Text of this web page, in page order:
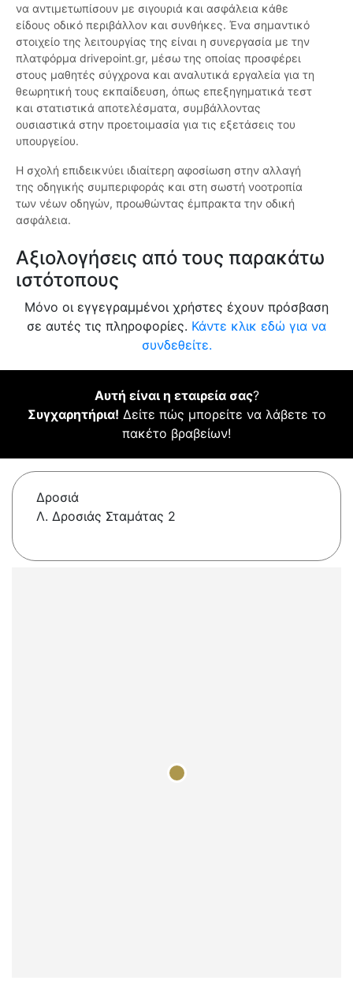
να αντιμετωπίσουν με σιγουριά και ασφάλεια κάθε
είδους οδικό περιβάλλον και συνθήκες. Ένα σημαντικό
στοιχείο της λειτουργίας της είναι η συνεργασία με την
πλατφόρμα drivepoint.gr, μέσω της οποίας προσφέρει
στους μαθητές σύγχρονα και αναλυτικά εργαλεία για τη
θεωρητική τους εκπαίδευση, όπως επεξηγηματικά τεστ
και στατιστικά αποτελέσματα, συμβάλλοντας
ουσιαστικά στην προετοιμασία για τις εξετάσεις του
υπουργείου.
Η σχολή επιδεικνύει ιδιαίτερη αφοσίωση στην αλλαγή
της οδηγικής συμπεριφοράς και στη σωστή νοοτροπία
των νέων οδηγών, προωθώντας έμπρακτα την οδική
ασφάλεια.
Αξιολογήσεις από τους παρακάτω
ιστότοπους
Μόνο οι εγγεγραμμένοι χρήστες έχουν πρόσβαση
σε αυτές τις πληροφορίες. Κάντε κλικ εδώ για να
συνδεθείτε.
Αυτή είναι η εταιρεία σας?
Συγχαρητήρια! Δείτε πώς μπορείτε να λάβετε το
πακέτο βραβείων!
Δροσιά
Λ. Δροσιάς Σταμάτας 2